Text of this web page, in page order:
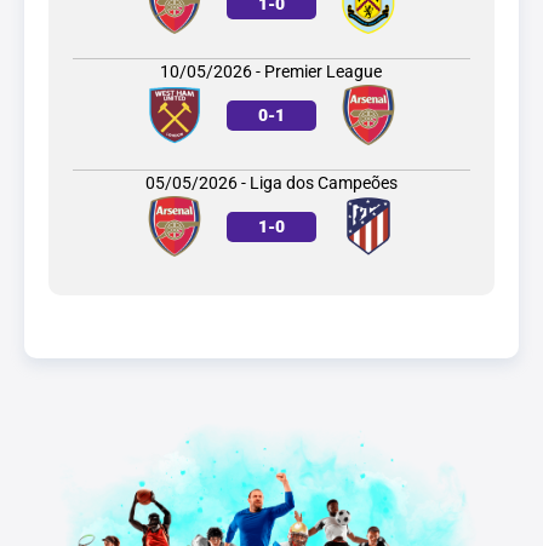
10/05/2026 - Premier League
0-1
05/05/2026 - Liga dos Campeões
1-0